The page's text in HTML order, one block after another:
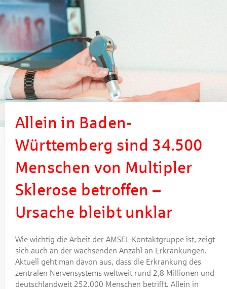
Allein in Baden-
Württemberg sind 34.500
Menschen von Multipler
Sklerose betroffen –
Ursache bleibt unklar
Wie wichtig die Arbeit der AMSEL-Kontaktgruppe ist, zeigt
sich auch an der wachsenden Anzahl an Erkrankungen.
Aktuell geht man davon aus, dass die Erkrankung des
zentralen Nervensystems weltweit rund 2,8 Millionen und
deutschlandweit 252.000 Menschen betrifft. Allein in